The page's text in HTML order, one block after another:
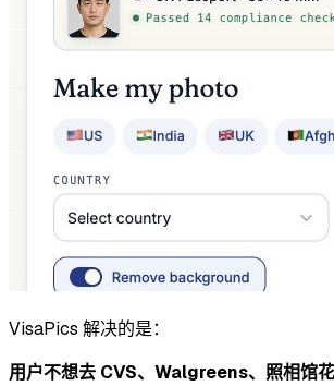
VisaPics 解决的是：
用户不想去 CVS、Walgreens、照相馆花